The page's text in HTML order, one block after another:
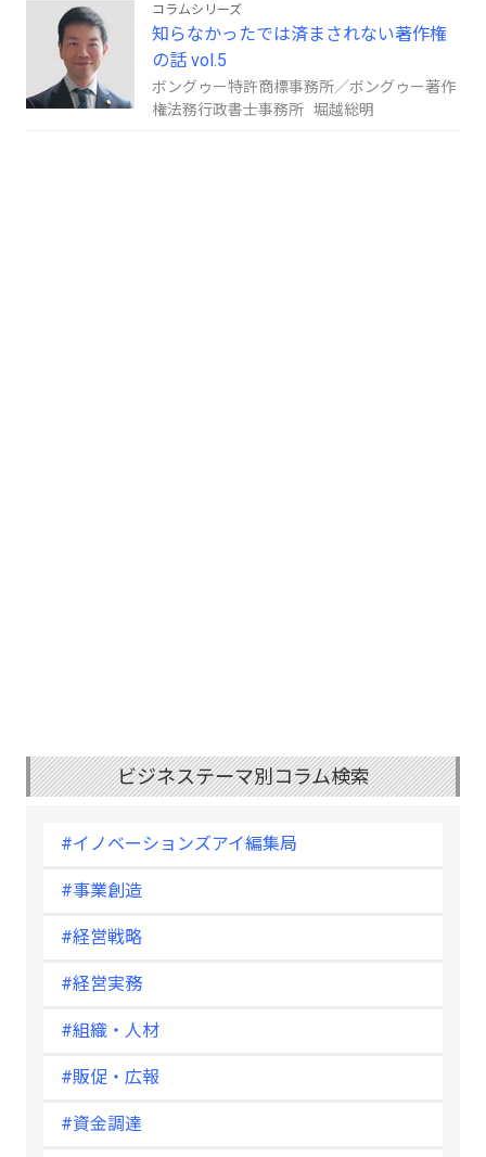
コラムシリーズ
知らなかったでは済まされない著作権
の話 vol.5
ボングゥー特許商標事務所／ボングゥー著作
権法務行政書士事務所 堀越総明
ビジネステーマ別コラム検索
#イノベーションズアイ編集局
#事業創造
#経営戦略
#経営実務
#組織・人材
#販促・広報
#資金調達